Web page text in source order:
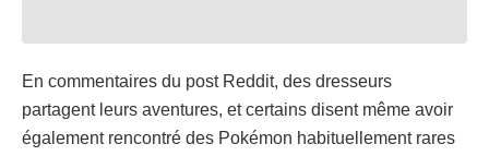
En commentaires du post Reddit, des dresseurs
partagent leurs aventures, et certains disent même avoir
également rencontré des Pokémon habituellement rares